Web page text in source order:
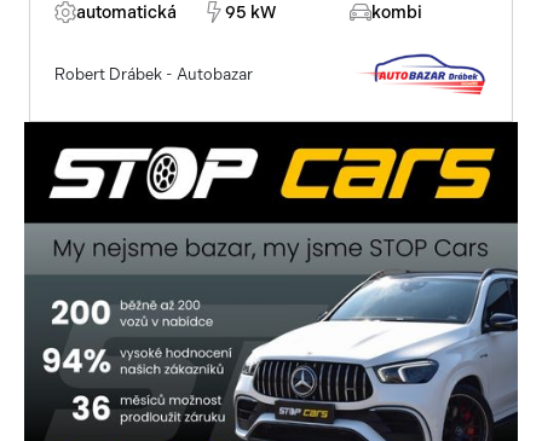
automatická
95 kW kombi
Robert Drábek - Autobazar